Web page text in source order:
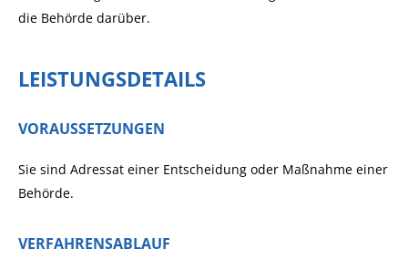
die Behörde darüber.
LEISTUNGSDETAILS
VORAUSSETZUNGEN
Sie sind Adressat einer Entscheidung oder Maßnahme einer
Behörde.
VERFAHRENSABLAUF